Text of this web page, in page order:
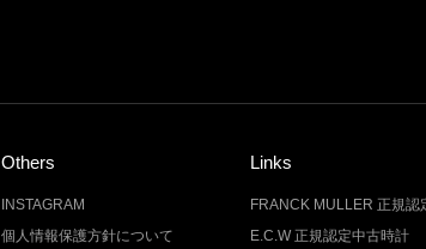
Others
INSTAGRAM
個人情報保護方針について
Links
FRANCK MULLER 正規認
E.C.W 正規認定中古時計